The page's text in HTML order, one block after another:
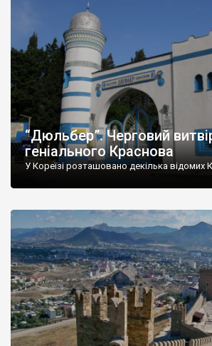
“Дюльбер”. Черговий
геніального Краснова
У Кореїзі розташовано декілька відомих